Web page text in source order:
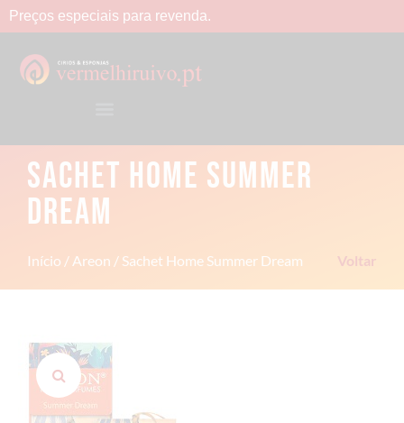
Preços especiais para revenda.
SACHET HOME SUMMER
DREAM
Início / Areon / Sachet Home Summer Dream Voltar